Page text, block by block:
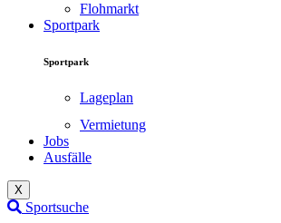
Flohmarkt
Sportpark
Sportpark
Lageplan
Vermietung
Jobs
Ausfälle
X
Sportsuche